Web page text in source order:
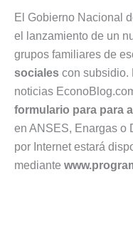
El Gobierno Nacional
el lanzamiento de un
grupos familiares de
sociales con subsidio.
noticias
formulario para para
en ANSES, Enargas o
por Internet estará
mediante